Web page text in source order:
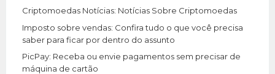
Criptomoedas Notícias: Notícias Sobre Criptomoedas
Imposto sobre vendas: Confira tudo o que você precisa
saber para ficar por dentro do assunto
PicPay: Receba ou envie pagamentos sem precisar de
máquina de cartão